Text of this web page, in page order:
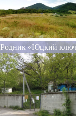
Родник «Юцкий